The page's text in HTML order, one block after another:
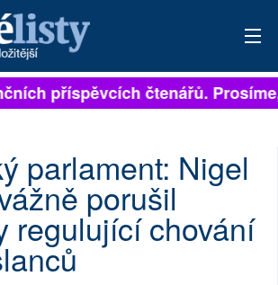
příspěvcích čtenářů.
parlament: Nigel
porušil
regulující chování